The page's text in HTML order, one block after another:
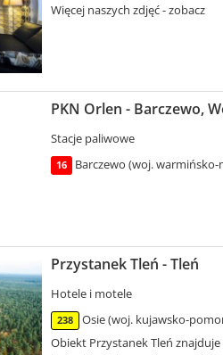
Więcej naszych zdjęć - zobacz
PKN Orlen - Barczewo,
Stacje paliwowe
16 Barczewo (woj. warmińsko-
Przystanek Tleń - Tleń
Hotele i motele
238
Osie (woj. kujawsko-
Obiekt Przystanek Tleń